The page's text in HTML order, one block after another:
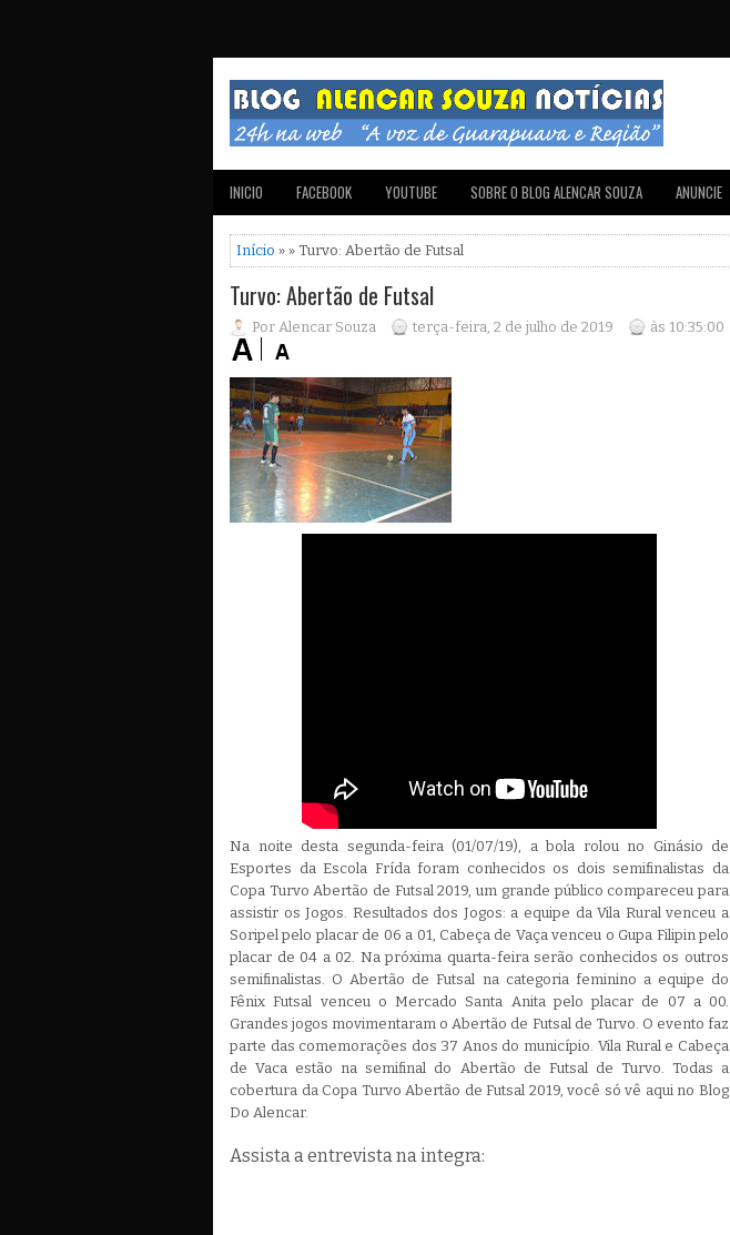
INICIO FACEBOOK YOUTUBE SOBRE O BLOG ALENCAR SOUZA ANUNCIE
Início » » Turvo: Abertão de Futsal
Turvo: Abertão de Futsal
Por Alencar Souza terça-feira, 2 de julho de 2019 às 10:35:00
Na noite desta segunda-feira (01/07/19), a bola rolou no Ginásio de
Esportes da Escola Frída foram conhecidos os dois semifinalistas da
Copa Turvo Abertão de Futsal 2019, um grande público compareceu para
assistir os Jogos. Resultados dos Jogos: a equipe da Vila Rural venceu a
Soripel pelo placar de 06 a 01, Cabeça de Vaça venceu o Gupa Filipin pelo
placar de 04 a 02. Na próxima quarta-feira serão conhecidos os outros
semifinalistas. O Abertão de Futsal na categoria feminino a equipe do
Fênix Futsal venceu o Mercado Santa Anita pelo placar de 07 a 00.
Grandes jogos movimentaram o Abertão de Futsal de Turvo. O evento faz
parte das comemorações dos 37 Anos do município. Vila Rural e Cabeça
de Vaca estão na semifinal do Abertão de Futsal de Turvo. Todas a
cobertura da Copa Turvo Abertão de Futsal 2019, você só vê aqui no Blog
Do Alencar.
Assista a entrevista na integra: